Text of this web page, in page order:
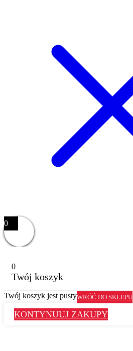
0
0
Twój koszyk
Twój koszyk jest pustyWRÓĆ DO SKLEPU
KONTYNUUJ ZAKUPY